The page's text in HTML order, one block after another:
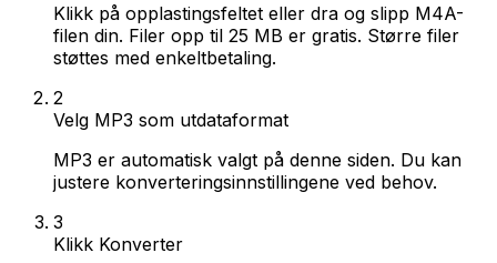
Klikk på opplastingsfeltet eller dra og slipp M4A-
filen din. Filer opp til 25 MB er gratis. Større filer
støttes med enkeltbetaling.
2
Velg MP3 som utdataformat
MP3 er automatisk valgt på denne siden. Du kan
justere konverteringsinnstillingene ved behov.
3
Klikk Konverter